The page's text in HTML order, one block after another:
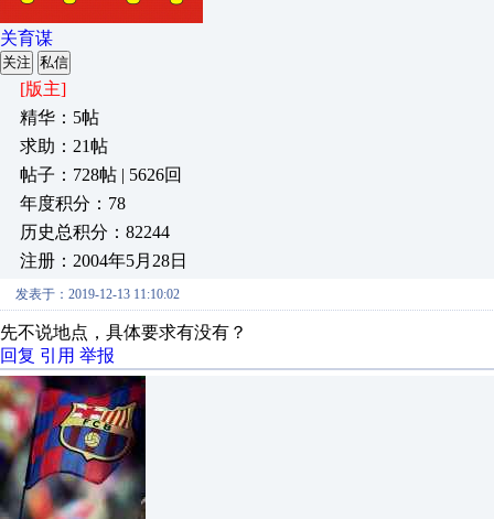
关育谋
关注 私信
[版主]
精华：5帖
求助：21帖
帖子：728帖 | 5626回
年度积分：78
历史总积分：82244
注册：2004年5月28日
发表于：2019-12-13 11:10:02
先不说地点，具体要求有没有？
回复 引用 举报